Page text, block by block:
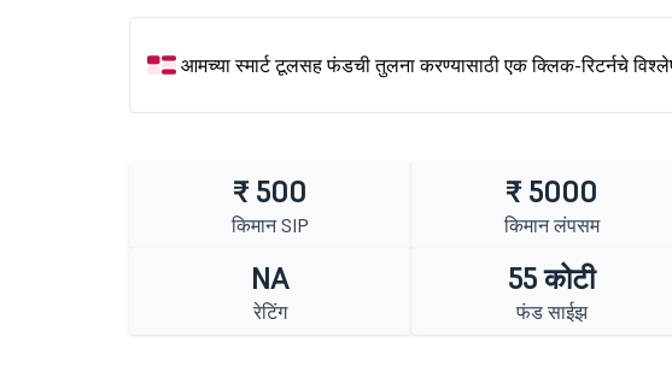
आमच्या स्मार्ट टूलसह फंडची तुलना करण्यासाठी एक क्लिक-रिटर्नचे
₹ 500
किमान SIP
₹ 5000
किमान लंपसम
NA
रेटिंग
55 कोटी
फंड साईझ